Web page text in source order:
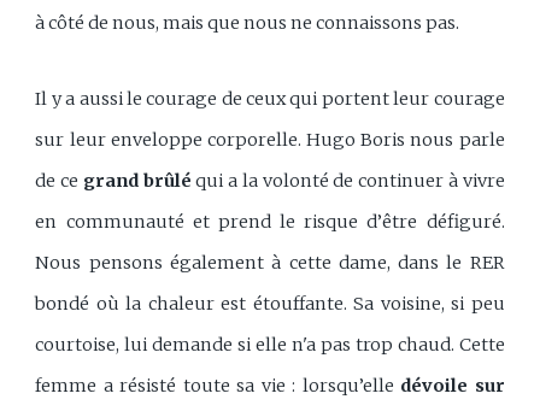
à côté de nous, mais que nous ne connaissons pas.
Il y a aussi le courage de ceux qui portent leur courage
sur leur enveloppe corporelle. Hugo Boris nous parle
de ce grand brûlé qui a la volonté de continuer à vivre
en communauté et prend le risque d’être défiguré.
Nous pensons également à cette dame, dans le RER
bondé où la chaleur est étouffante. Sa voisine, si peu
courtoise, lui demande si elle n'a pas trop chaud. Cette
femme a résisté toute sa vie : lorsqu’elle dévoile sur